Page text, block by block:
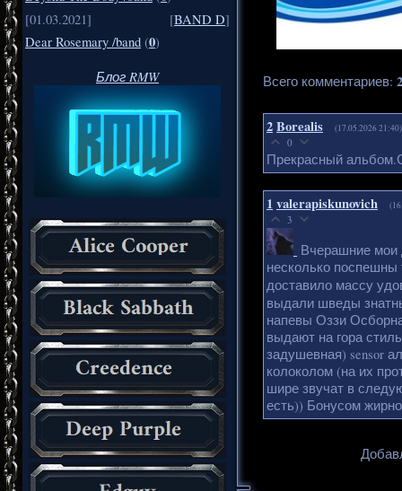
[01.03.2021]
[BAND D]
Dear Rosemary /band (0)
Блог RMW Всего комментариев: 2
2Borealis (17.05.2026 21:40)
0
Прекрасный
1valerapiskunovich
3
Вчерашние
несколько
доставило массу
выдали шведы
напевы Оззи
выдают на гора
задушевная) sensor
колоколом (на их
шире звучат в
есть)) Бонусом